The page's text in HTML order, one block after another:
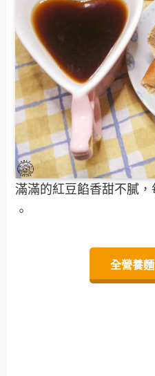
滿滿的紅豆餡香甜不膩
。
全營養